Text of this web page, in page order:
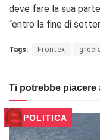
deve fare la sua
“entro la fine di
Tags: Frontex
Ti potrebbe piacere
POLITICA